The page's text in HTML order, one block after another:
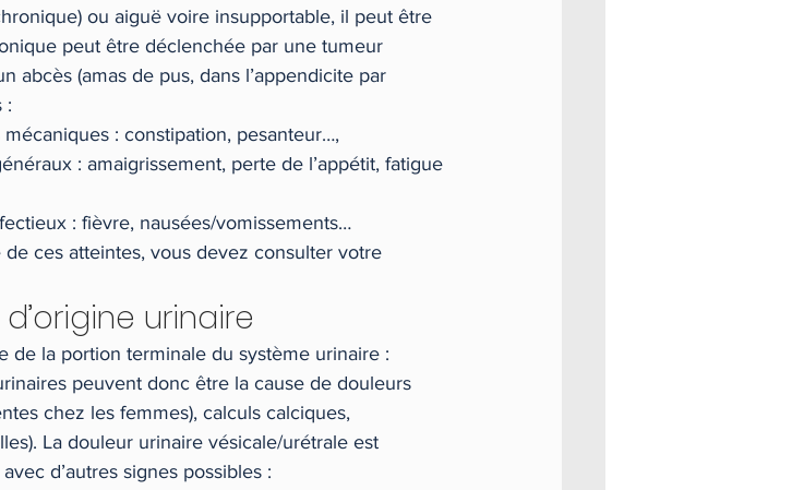
ou aiguë voire insupportable, il peut être
peut être déclenchée par une tumeur
abcès (amas de pus, dans l’appendicite par
:
: constipation, pesanteur…,
: amaigrissement, perte de l’appétit, fatigue
: fièvre, nausées/vomissements…
de ces atteintes, vous devez consulter votre
urinaire
de la portion terminale du système urinaire :
peuvent donc être la cause de douleurs
chez les femmes), calculs calciques,
La douleur urinaire vésicale/urétrale est
d’autres signes possibles :